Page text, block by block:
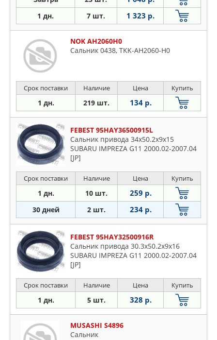
1 дн. 7 шт. 1 323 р.
NOK AH2060H0
Сальник 0438, TKK-AH2060-H0
Срок поставки Наличие Цена Купить
1 дн. 219 шт. 134 р.
FEBEST 95HAY36500915L
Сальник привода 34x50.2x9x15
SUBARU IMPREZA G11 2000.02-2007.04
[JP]
Срок поставки Наличие Цена Купить
1 дн. 10 шт. 259 р.
30 дней 2 шт. 234 р.
FEBEST 95HAY32500916R
Сальник привода 30.3x50.2x9x16
SUBARU IMPREZA G11 2000.02-2007.04
[JP]
Срок поставки Наличие Цена Купить
1 дн. 5 шт. 328 р.
MUSASHI S4896
Сальник